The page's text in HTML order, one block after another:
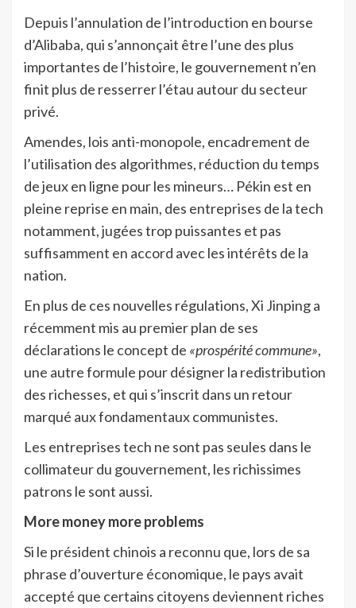
Depuis l’annulation de l’introduction en bourse
d’Alibaba, qui s’annonçait être l’une des plus
importantes de l’histoire, le gouvernement n’en
finit plus de resserrer l’étau autour du secteur
privé.
Amendes, lois anti-monopole, encadrement de
l’utilisation des algorithmes, réduction du temps
de jeux en ligne pour les mineurs… Pékin est en
pleine reprise en main, des entreprises de la tech
notamment, jugées trop puissantes et pas
suffisamment en accord avec les intérêts de la
nation.
En plus de ces nouvelles régulations, Xi Jinping a
récemment mis au premier plan de ses
déclarations le concept de «prospérité commune»,
une autre formule pour désigner la redistribution
des richesses, et qui s’inscrit dans un retour
marqué aux fondamentaux communistes.
Les entreprises tech ne sont pas seules dans le
collimateur du gouvernement, les richissimes
patrons le sont aussi.
More money more problems
Si le président chinois a reconnu que, lors de sa
phrase d’ouverture économique, le pays avait
accepté que certains citoyens deviennent riches